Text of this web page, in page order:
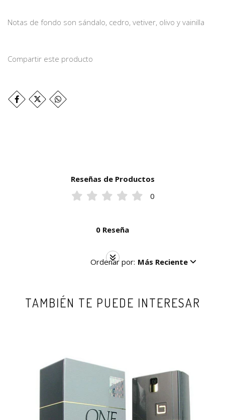
Notas de fondo son sándalo, cedro, vetiver, olivo y vainilla
Compartir este producto
Reseñas de Productos
0
0 Reseña
Ordenar por: Más Reciente
TAMBIÉN TE PUEDE INTERESAR